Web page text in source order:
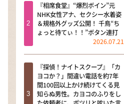
ザキ山小屋本館
ぺこぱのまるスポ
アナ回覧板
『相席食堂』“爆烈ボイン”元
NHK女性アナ、セクシー水着姿
＆規格外グッズ公開！ 千鳥“ち
ょっと待てぃ！！”ボタン連打
2026.07.21
『探偵！ナイトスクープ』「カ
ヨコか？」間違い電話を約7年
間100回以上かけ続けてくる見
知らぬ男性。カヨコのふりをし